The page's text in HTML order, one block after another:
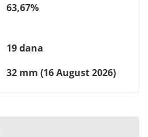
63,67%
19 dana
32 mm (16 August 2026)